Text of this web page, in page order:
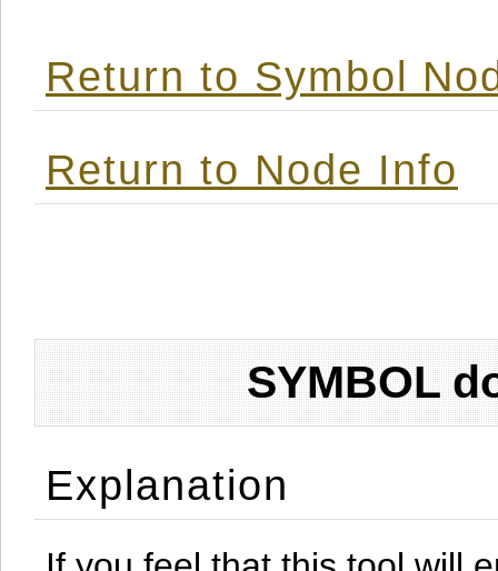
Return to Symbol
Return to Node Info
SYMBOL
Explanation